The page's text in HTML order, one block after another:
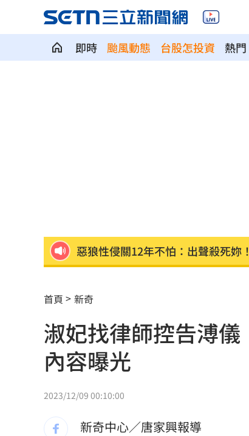
即時 颱風動態 台股怎投資 熱門
惡狼性侵關12年不怕：出聲殺死妳
上架4天賣掉 為何台灣人狂買中古
昔暴瘦雙頰凹陷 大咖女星公開露
肥大叔曾狂播17小時！億元商機代價
轟慈濟遭詐5年沒吭聲 他看聲明1句
新／爆涉貪！議員范織欽…遭檢方聲
首頁 新奇
淑妃找律師控告溥
內容曝光
2023/12/09 00:10:00
新奇中心／唐家興報導